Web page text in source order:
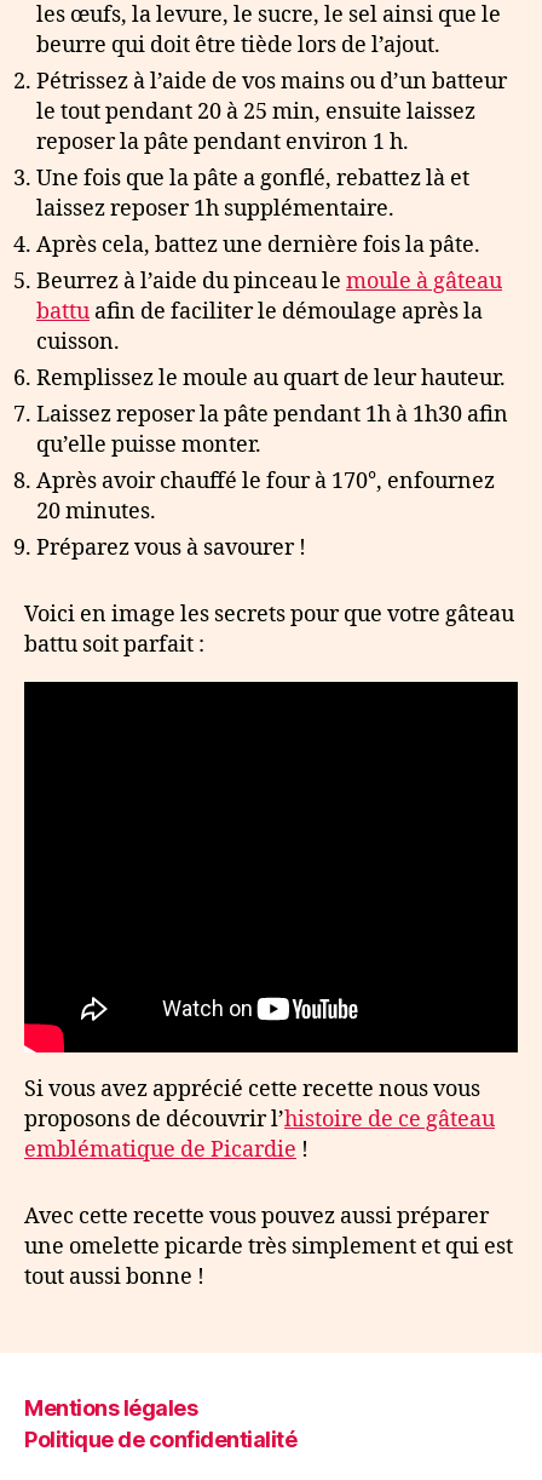
les œufs, la levure, le sucre, le sel ainsi que le
beurre qui doit être tiède lors de l’ajout.
Pétrissez à l’aide de vos mains ou d’un batteur
le tout pendant 20 à 25 min, ensuite laissez
reposer la pâte pendant environ 1 h.
Une fois que la pâte a gonflé, rebattez là et
laissez reposer 1h supplémentaire.
Après cela, battez une dernière fois la pâte.
Beurrez à l’aide du pinceau le moule à gâteau
battu afin de faciliter le démoulage après la
cuisson.
Remplissez le moule au quart de leur hauteur.
Laissez reposer la pâte pendant 1h à 1h30 afin
qu’elle puisse monter.
Après avoir chauffé le four à 170°, enfournez
20 minutes.
Préparez vous à savourer !
Voici en image les secrets pour que votre gâteau
battu soit parfait :
Si vous avez apprécié cette recette nous vous
proposons de découvrir l’histoire de ce gâteau
emblématique de Picardie !
Avec cette recette vous pouvez aussi préparer
une omelette picarde très simplement et qui est
tout aussi bonne !
Mentions légales
Politique de confidentialité